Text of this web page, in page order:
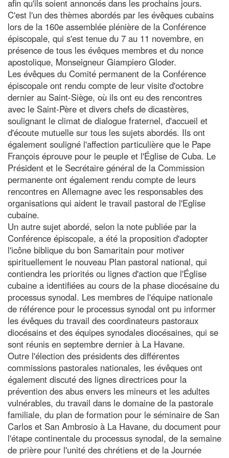
afin qu'ils soient annoncés dans les prochains jours.
C'est l'un des thèmes abordés par les évêques cubains
lors de la 160e assemblée plénière de la Conférence
épiscopale, qui s'est tenue du 7 au 11 novembre, en
présence de tous les évêques membres et du nonce
apostolique, Monseigneur Giampiero Gloder.
Les évêques du Comité permanent de la Conférence
épiscopale ont rendu compte de leur visite d'octobre
dernier au Saint-Siège, où ils ont eu des rencontres
avec le Saint-Père et divers chefs de dicastères,
soulignant le climat de dialogue fraternel, d'accueil et
d'écoute mutuelle sur tous les sujets abordés. Ils ont
également souligné l'affection particulière que le Pape
François éprouve pour le peuple et l'Église de Cuba. Le
Président et le Secrétaire général de la Commission
permanente ont également rendu compte de leurs
rencontres en Allemagne avec les responsables des
organisations qui aident le travail pastoral de l'Eglise
cubaine.
Un autre sujet abordé, selon la note publiée par la
Conférence épiscopale, a été la proposition d'adopter
l'icône biblique du bon Samaritain pour motiver
spirituellement le nouveau Plan pastoral national, qui
contiendra les priorités ou lignes d'action que l'Église
cubaine a identifiées au cours de la phase diocésaine du
processus synodal. Les membres de l'équipe nationale
de référence pour le processus synodal ont pu informer
les évêques du travail des coordinateurs pastoraux
diocésains et des équipes synodales diocésaines, qui se
sont réunis en septembre dernier à La Havane.
Outre l'élection des présidents des différentes
commissions pastorales nationales, les évêques ont
également discuté des lignes directrices pour la
prévention des abus envers les mineurs et les adultes
vulnérables, du travail dans le domaine de la pastorale
familiale, du plan de formation pour le séminaire de San
Carlos et San Ambrosio à La Havane, du document pour
l'étape continentale du processus synodal, de la semaine
de prière pour l'unité des chrétiens et de la Journée